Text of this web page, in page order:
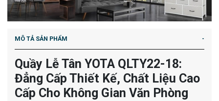
MÔ TẢ SẢN PHẨM
Quầy Lễ Tân YOTA QLTY22-18:
Đẳng Cấp Thiết Kế, Chất Liệu Cao
Cấp Cho Không Gian Văn Phòng